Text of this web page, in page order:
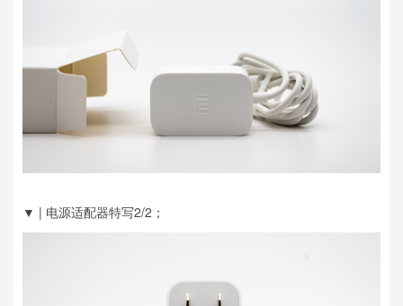
▼ | 电源适配器特写2/2；